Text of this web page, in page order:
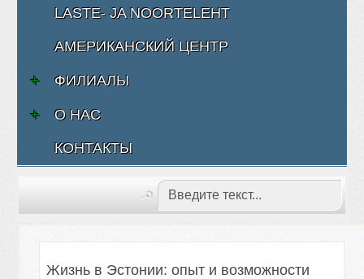
LASTE- JA NOORTELEHT
АМЕРИКАНСКИЙ ЦЕНТР
ФИЛИАЛЫ
О НАС
КОНТАКТЫ
Жизнь в Эстонии: опыт и возможности